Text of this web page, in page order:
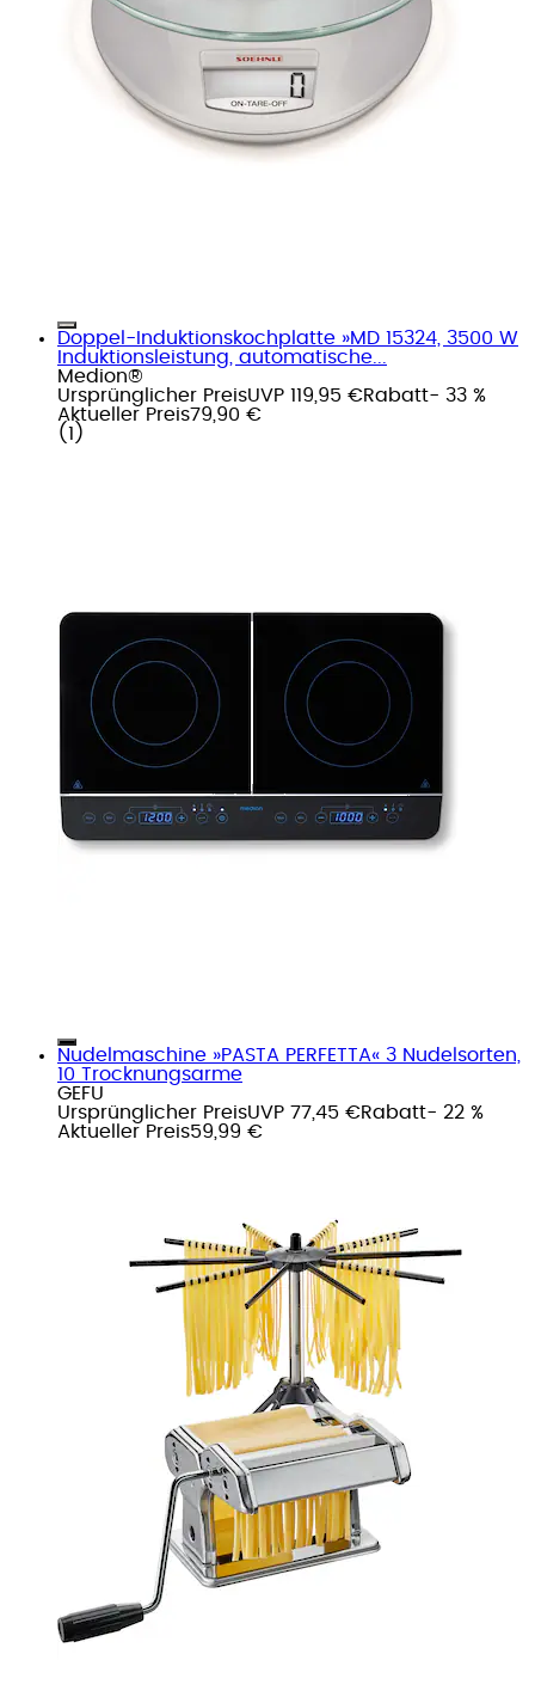
Doppel-Induktionskochplatte »MD 15324, 3500 W
Induktionsleistung, automatische...
Medion®
Ursprünglicher PreisUVP 119,95 €Rabatt- 33 %
Aktueller Preis79,90 €
( 1 )
Nudelmaschine »PASTA PERFETTA« 3 Nudelsorten,
10 Trocknungsarme
GEFU
Ursprünglicher PreisUVP 77,45 €Rabatt- 22 %
Aktueller Preis59,99 €